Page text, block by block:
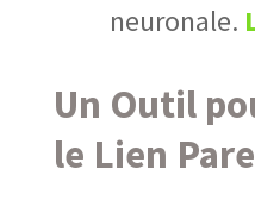
neuronale.
Un Outil
le Lien